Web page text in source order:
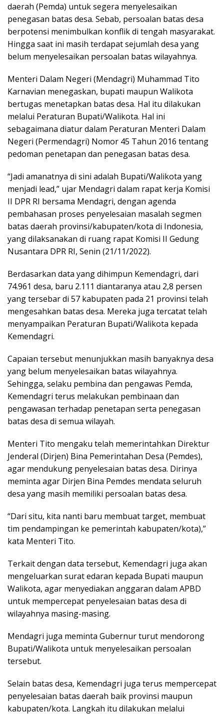
daerah (Pemda) untuk segera menyelesaikan
penegasan batas desa. Sebab, persoalan batas desa
berpotensi menimbulkan konflik di tengah masyarakat.
Hingga saat ini masih terdapat sejumlah desa yang
belum menyelesaikan persoalan batas wilayahnya.
Menteri Dalam Negeri (Mendagri) Muhammad Tito
Karnavian menegaskan, bupati maupun Walikota
bertugas menetapkan batas desa. Hal itu dilakukan
melalui Peraturan Bupati/Walikota. Hal ini
sebagaimana diatur dalam Peraturan Menteri Dalam
Negeri (Permendagri) Nomor 45 Tahun 2016 tentang
pedoman penetapan dan penegasan batas desa.
“Jadi amanatnya di sini adalah Bupati/Walikota yang
menjadi lead,” ujar Mendagri dalam rapat kerja Komisi
II DPR RI bersama Mendagri, dengan agenda
pembahasan proses penyelesaian masalah segmen
batas daerah provinsi/kabupaten/kota di Indonesia,
yang dilaksanakan di ruang rapat Komisi II Gedung
Nusantara DPR RI, Senin (21/11/2022).
Berdasarkan data yang dihimpun Kemendagri, dari
74.961 desa, baru 2.111 diantaranya atau 2,8 persen
yang tersebar di 57 kabupaten pada 21 provinsi telah
mengesahkan batas desa. Mereka juga tercatat telah
menyampaikan Peraturan Bupati/Walikota kepada
Kemendagri.
Capaian tersebut menunjukkan masih banyaknya desa
yang belum menyelesaikan batas wilayahnya.
Sehingga, selaku pembina dan pengawas Pemda,
Kemendagri terus melakukan pembinaan dan
pengawasan terhadap penetapan serta penegasan
batas desa di semua wilayah.
Menteri Tito mengaku telah memerintahkan Direktur
Jenderal (Dirjen) Bina Pemerintahan Desa (Pemdes),
agar mendukung penyelesaian batas desa. Dirinya
meminta agar Dirjen Bina Pemdes mendata seluruh
desa yang masih memiliki persoalan batas desa.
“Dari situ, kita nanti baru membuat target, membuat
tim pendampingan ke pemerintah kabupaten/kota),”
kata Menteri Tito.
Terkait dengan data tersebut, Kemendagri juga akan
mengeluarkan surat edaran kepada Bupati maupun
Walikota, agar menyediakan anggaran dalam APBD
untuk mempercepat penyelesaian batas desa di
wilayahnya masing-masing.
Mendagri juga meminta Gubernur turut mendorong
Bupati/Walikota untuk menyelesaikan persoalan
tersebut.
Selain batas desa, Kemendagri juga terus mempercepat
penyelesaian batas daerah baik provinsi maupun
kabupaten/kota. Langkah itu dilakukan melalui